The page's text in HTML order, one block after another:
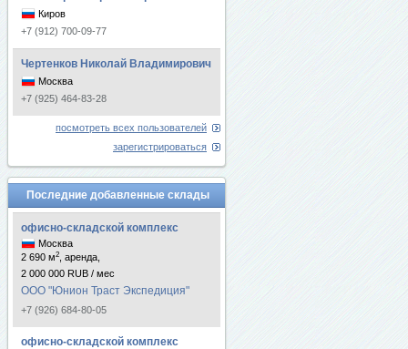
Киров
+7 (912) 700-09-77
Чертенков Николай Владимирович
Москва
+7 (925) 464-83-28
посмотреть всех пользователей
зарегистрироваться
Последние добавленные склады
офисно-складской комплекс
Москва
2 690 м2
, аренда,
2 000 000 RUB / мес
ООО "Юнион Траст Экспедиция"
+7 (926) 684-80-05
офисно-складской комплекс